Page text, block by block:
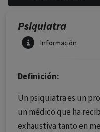
facultados prescribir
caso concreto, el
necesidades del paciente.
Psiquiatra
Información
Definición:
Un psiquiatra es un
un médico que ha
exhaustiva tanto en